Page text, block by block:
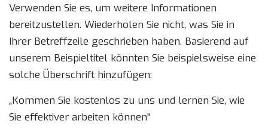
Verwenden Sie es, um weitere Informationen
bereitzustellen. Wiederholen Sie nicht, was Sie in
Ihrer Betreffzeile geschrieben haben. Basierend auf
unserem Beispieltitel könnten Sie beispielsweise eine
solche Überschrift hinzufügen:
„Kommen Sie kostenlos zu uns und lernen Sie, wie
Sie effektiver arbeiten können“